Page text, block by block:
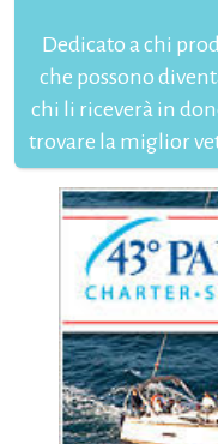
Dedicato a chi
che possono
chi li riceverà in
trovare la miglior